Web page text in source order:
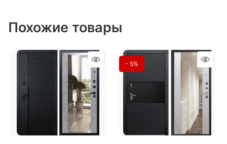
Похожие товары
- 5%